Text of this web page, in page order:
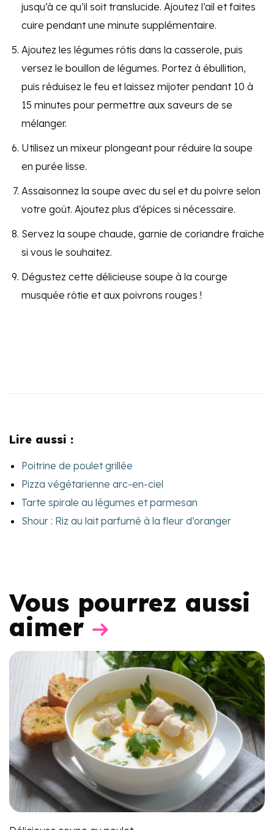
jusqu’à ce qu’il soit translucide. Ajoutez l’ail et faites
cuire pendant une minute supplémentaire.
Ajoutez les légumes rôtis dans la casserole, puis
versez le bouillon de légumes. Portez à ébullition,
puis réduisez le feu et laissez mijoter pendant 10 à
15 minutes pour permettre aux saveurs de se
mélanger.
Utilisez un mixeur plongeant pour réduire la soupe
en purée lisse.
Assaisonnez la soupe avec du sel et du poivre selon
votre goût. Ajoutez plus d’épices si nécessaire.
Servez la soupe chaude, garnie de coriandre fraîche
si vous le souhaitez.
Dégustez cette délicieuse soupe à la courge
musquée rôtie et aux poivrons rouges !
Lire aussi :
Poitrine de poulet grillée
Pizza végétarienne arc-en-ciel
Tarte spirale au légumes et parmesan
Shour : Riz au lait parfumé à la fleur d’oranger
Vous pourrez aussi
aimer